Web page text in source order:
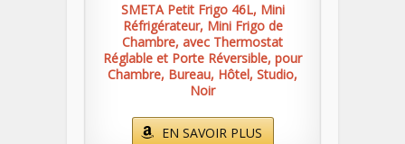
SMETA Petit Frigo 46L, Mini
Réfrigérateur, Mini Frigo de
Chambre, avec Thermostat
Réglable et Porte Réversible, pour
Chambre, Bureau, Hôtel, Studio,
Noir
EN SAVOIR PLUS